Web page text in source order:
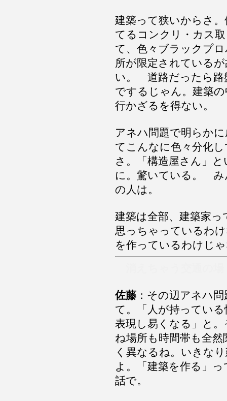
建築って狭いからさ
てるコンクリ・カス
て、色々ブラックプ
所が限定されている
い。 道路だったら路
でするじゃん。建築
行かざるを得ない。
アネハ問題で明らか
てこんなに色々分化
さ。「構造屋さん」
に。驚いている。 み
の人は。
建築は全部、建築家
思っちゃっているわ
を作っているわけじ
佐藤 ：その辺アネハ
て。「人が持ってい
表現し易くなる」と
ね場所も時間帯も全
く異なるね。いきな
よ。「建築を作る」
話で。